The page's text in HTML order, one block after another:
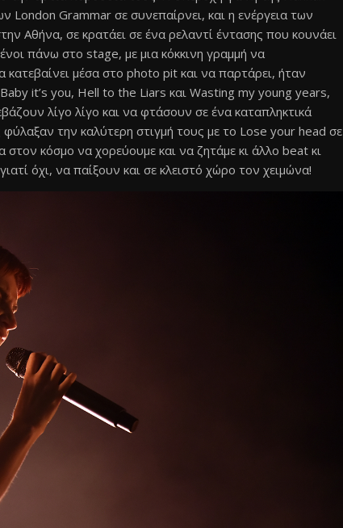
London Grammar σε συνεπαίρνει, και η ενέργεια των
Αθήνα, σε κρατάει σε ένα ρελαντί έντασης που κουνάει
πάνω στο stage, με μια κόκκινη γραμμή να
μέσα στο photo pit και να παρτάρει, ήταν
it’s you, Hell to the Liars και Wasting my young years,
λίγο λίγο και να φτάσουν σε ένα καταπληκτικά
την καλύτερη στιγμή τους με το Lose your head σε
κόσμο να χορεύουμε και να ζητάμε κι άλλο beat κι
όχι, να παίξουν και σε κλειστό χώρο τον χειμώνα!